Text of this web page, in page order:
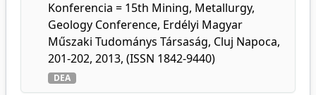
Konferencia = 15th Mining, Metallurgy,
Geology Conference, Erdélyi Magyar
Műszaki Tudománys Társaság, Cluj Napoca,
201-202, 2013, (ISSN 1842-9440)
DEA